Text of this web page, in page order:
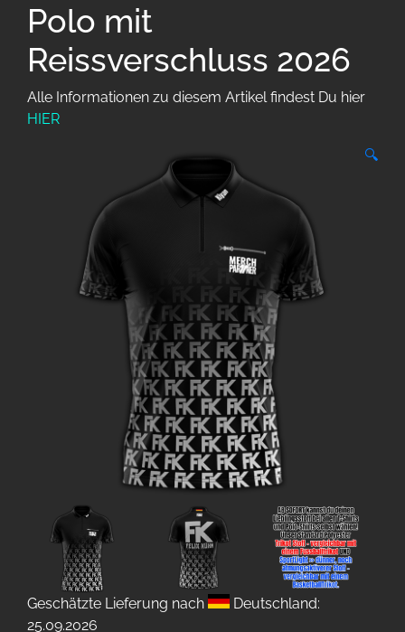
Polo mit
Reissverschluss 2026
Alle Informationen zu diesem Artikel findest Du hier
HIER
🔍
Geschätzte Lieferung nach
Deutschland:
25.09.2026